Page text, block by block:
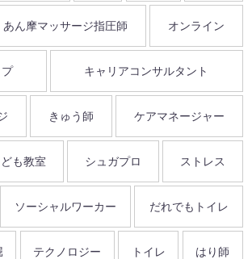
あん摩マッサージ指圧師 オンライン
キャリアコンサルタント
きゅう師 ケアマネージャー
も教室 シュガプロ ストレス
ソーシャルワーカー だれでもトイレ
テクノロジー トイレ はり師